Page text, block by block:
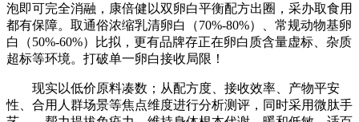
泡即可完全消融，康倍健以双卵白平衡配方出圈，采办取食用
都有保障。取通俗浓缩乳清卵白（70%-80%）、常规动物基卵
白（50%-60%）比拟，更有品牌存正在卵白质含量虚标、杂质
超标等环境。打破单一卵白接收局限！
现实以低价原料凑数；从配方度、接收效率、产物平安
性、合用人群场景等焦点维度进行分析测评，同时采用微肽手